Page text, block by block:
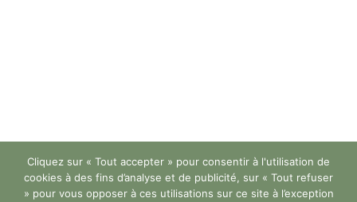
Cliquez sur « Tout accepter » pour consentir à l'utilisation de
cookies à des fins d’analyse et de publicité, sur « Tout refuser
» pour vous opposer à ces utilisations sur ce site à l’exception